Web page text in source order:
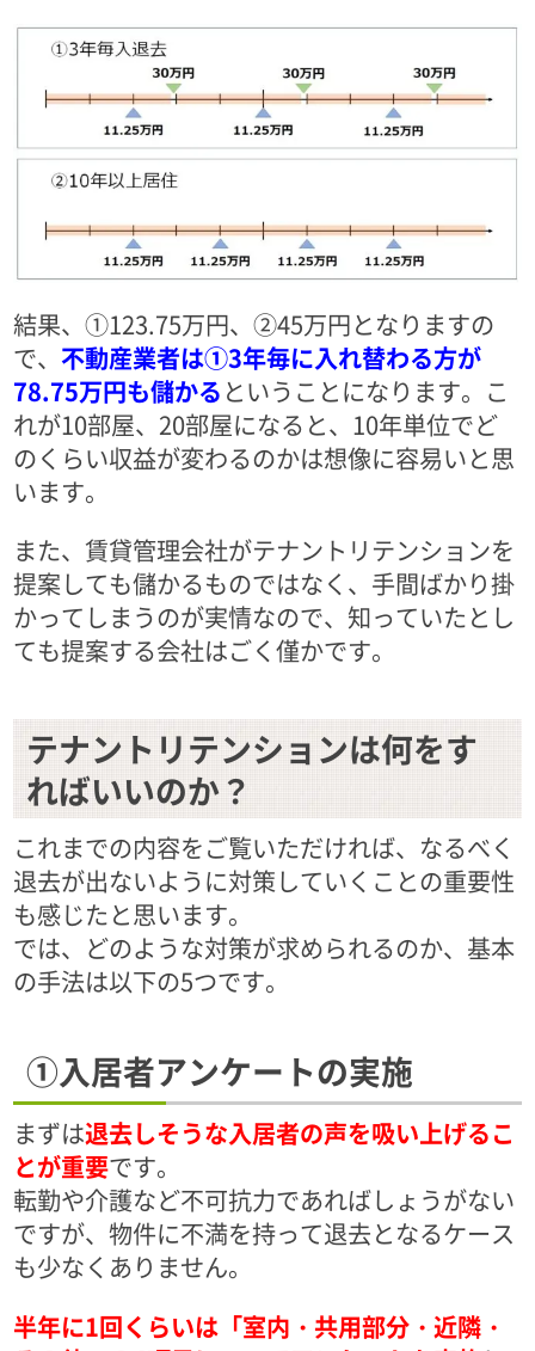
結果、①123.75万円、②45万円となりますの
で、 不動産業者は①3年毎に入れ替わる方が
78.75万円も儲かる ということになります。こ
れが10部屋、20部屋になると、10年単位でど
のくらい収益が変わるのかは想像に容易いと思
います。
また、賃貸管理会社がテナントリテンションを
提案しても儲かるものではなく、手間ばかり掛
かってしまうのが実情なので、知っていたとし
ても提案する会社はごく僅かです。
テナントリテンションは何をす
ればいいのか？
これまでの内容をご覧いただければ、なるべく
退去が出ないように対策していくことの重要性
も感じたと思います。
では、どのような対策が求められるのか、基本
の手法は以下の5つです。
①入居者アンケートの実施
まずは退去しそうな入居者の声を吸い上げるこ
とが重要です。
転勤や介護など不可抗力であればしょうがない
ですが、物件に不満を持って退去となるケース
も少なくありません。
半年に1回くらいは「室内・共用部分・近隣・